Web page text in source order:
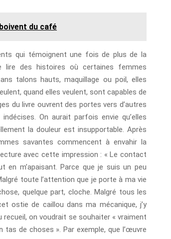
du café
qui témoignent une fois de plus de la
des histoires où certaines femmes
talons hauts, maquillage ou poil, elles
quand elles veulent, sont capables de
du livre ouvrent des portes vers d’autres
On aurait parfois envie qu’elles
la douleur est insupportable. Après
savantes commencent à envahir la
avec cette impression : « Le contact
m’apaisant. Parce que je suis un peu
toute l’attention que je porte à ma vie
quelque part, cloche. Malgré tous les
ostie de caillou dans ma mécanique, j’y
recueil, on voudrait se souhaiter « vraiment
de choses ». Par exemple, que l’œuvre